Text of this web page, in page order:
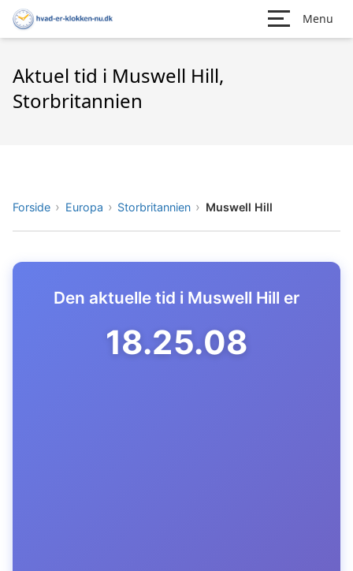
Menu
Aktuel tid i Muswell Hill,
Storbritannien
Forside Europa Storbritannien Muswell Hill
Den aktuelle tid i Muswell Hill er
18.25.09